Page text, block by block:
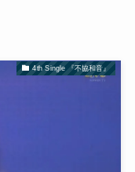
4th Single 『不協和音』